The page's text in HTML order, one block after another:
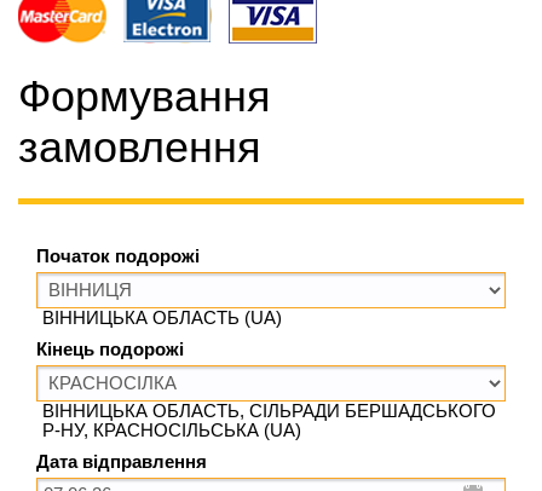
Формування
замовлення
Початок подорожі
ВІННИЦЬКА ОБЛАСТЬ (UA)
Кінець подорожі
ВІННИЦЬКА ОБЛАСТЬ, СІЛЬРАДИ БЕРШАДСЬКОГО
Р-НУ, КРАСНОСІЛЬСЬКА (UA)
Дата відправлення